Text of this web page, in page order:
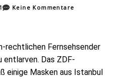
Keine Kommentare
rechtlichen Fernsehsender
entlarven. Das ZDF-
einige Masken aus Istanbul